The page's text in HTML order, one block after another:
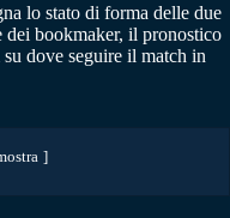
lo stato di forma delle due
bookmaker, il pronostico
dove seguire il match in